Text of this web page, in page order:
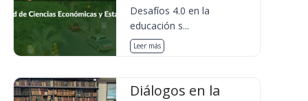
Desafíos 4.0 en la
educación s...
Leer más
Diálogos en la